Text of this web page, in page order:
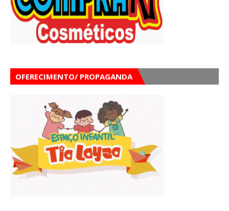
OFERECIMENTO/ PROPAGANDA